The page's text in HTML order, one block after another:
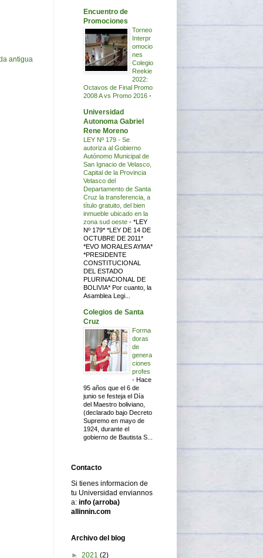
antigua
Encuentro de
Promociones
Torneo
Interpr
omocio
nes
Colegio
Reekie
2022:
Octavos de Final Promo
2008 A vs Promo 2016 -
Universidad
Autonoma Gabriel
Rene Moreno
LEY Nº 179 - Se
autoriza al Gobierno
Autónomo Municipal de
San Ignacio de Velasco,
Capital de la Provincia
Velasco del
Departamento de Santa
Cruz la transferencia, a
título gratuito, del bien
inmueble ubicado en la
zona sud oeste - *LEY
Nº 179* *LEY DE 14 DE
OCTUBRE DE 2011*
*EVO MORALES AYMA*
*PRESIDENTE
CONSTITUCIONAL
DEL ESTADO
PLURINACIONAL DE
BOLIVIA* Por cuanto, la
Asamblea Legi...
Colegios de Santa
Cruz
Forma
doras
de
genera
ciones
profes
- Hace
95 años que el 6 de
junio se festeja el Día
del Maestro boliviano,
(declarado bajo Decreto
Supremo en mayo de
1924, durante el
gobierno de Bautista S...
Contacto
Si tienes informacion de
tu Universidad enviannos
a: info (arroba)
allinnin.com
Archivo del blog
► 2021 (2)